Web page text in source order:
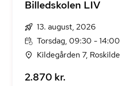
Billedskolen LIV
13. august, 2026
Torsdag, 09:30 - 14:00
Kildegården 7, Roskilde
2.870 kr.